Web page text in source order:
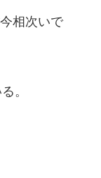
相次いで
。